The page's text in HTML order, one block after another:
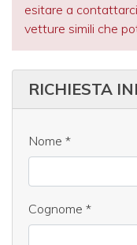
esitare a
vetture simili che
RICHIESTA
Nome *
Cognome *